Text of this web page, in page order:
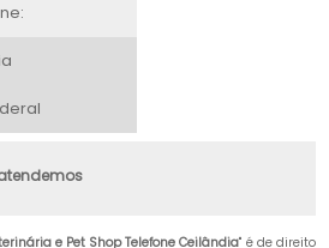
e Pet Shop Telefone Ceilândia" é de direito